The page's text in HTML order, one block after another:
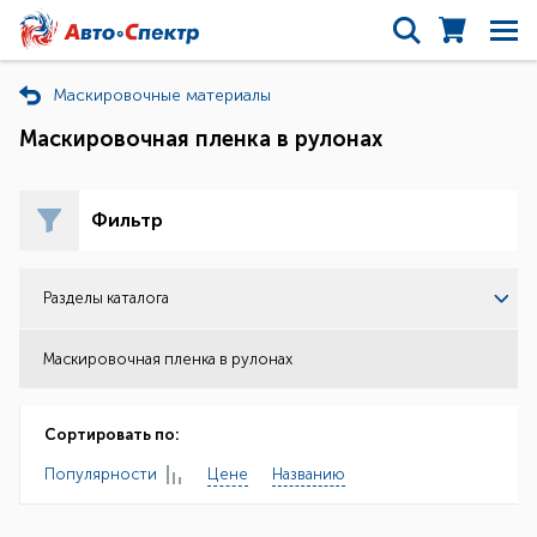
Маскировочные материалы
Маскировочная пленка в рулонах
Фильтр
Разделы каталога
Маскировочная пленка в рулонах
Сортировать по:
Популярности Цене Названию